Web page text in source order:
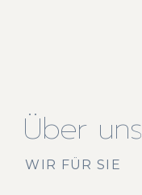
Über uns
WIR FÜR SIE